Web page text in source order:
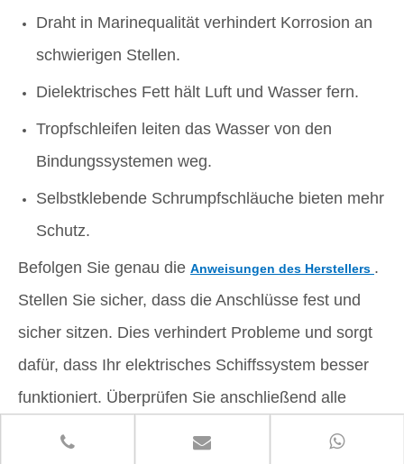
Draht in Marinequalität verhindert Korrosion an
schwierigen Stellen.
Dielektrisches Fett hält Luft und Wasser fern.
Tropfschleifen leiten das Wasser von den
Bindungssystemen weg.
Selbstklebende Schrumpfschläuche bieten mehr
Schutz.
Befolgen Sie genau die Anweisungen des Herstellers .
Stellen Sie sicher, dass die Anschlüsse fest und
sicher sitzen. Dies verhindert Probleme und sorgt
dafür, dass Ihr elektrisches Schiffssystem besser
funktioniert. Überprüfen Sie anschließend alle
Verbindungen. Achten Sie auf Schäden oder